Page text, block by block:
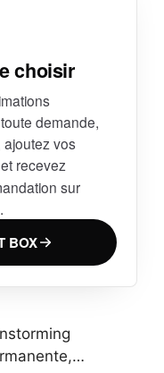
choisir
demande,
ajoutez vos
recevez
sur
BOX